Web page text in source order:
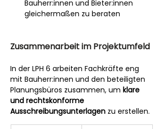
Bauherr:innen und Bieter:innen
gleichermaßen zu beraten
Zusammenarbeit im Projektumfeld
In der LPH 6 arbeiten Fachkräfte eng
mit Bauherr:innen und den beteiligten
Planungsbüros zusammen, um klare
und rechtskonforme
Ausschreibungsunterlagen zu erstellen.